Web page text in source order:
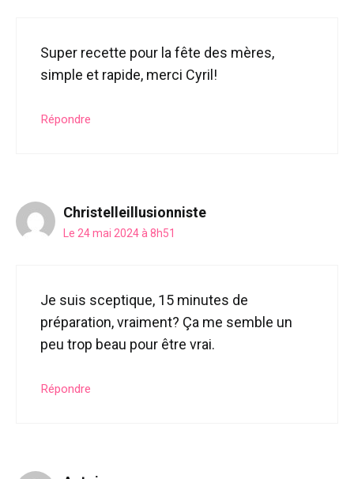
Super recette pour la fête des mères,
simple et rapide, merci Cyril!
Répondre
Christelleillusionniste
Le 24 mai 2024 à 8h51
Je suis sceptique, 15 minutes de
préparation, vraiment? Ça me semble un
peu trop beau pour être vrai.
Répondre